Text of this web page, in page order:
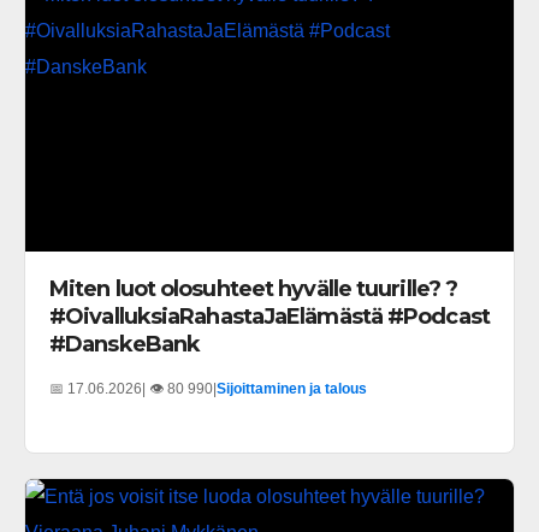
Miten luot olosuhteet hyvälle tuurille? ?
#OivalluksiaRahastaJaElämästä #Podcast
#DanskeBank
📅 17.06.2026 | 👁️ 80 990 Sijoittaminen ja talous